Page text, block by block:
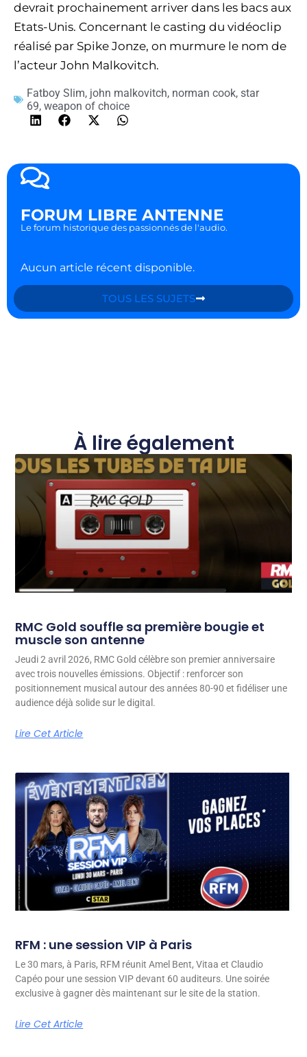
devrait prochainement arriver dans les bacs aux
Etats-Unis. Concernant le casting du vidéoclip
réalisé par Spike Jonze, on murmure le nom de
l’acteur John Malkovitch.
Fatboy Slim, john malkovitch, norman cook, star
69, weapon of choice
FORUM LIBRE ANTENNE
Le forum historique des passionnés de l'audio.
Aucun article récent disponible.
TOUS LES SUJETS
À lire également
RMC Gold souffle sa première bougie et
muscle son antenne
Jeudi 2 avril 2026, RMC Gold célèbre son premier anniversaire
avec trois nouvelles émissions. Objectif : renforcer son
positionnement musical autour des années 80-90 et fidéliser une
audience déjà solide sur le digital.
Lire Cet Article
RFM : une session VIP à Paris
Le 30 mars, à Paris, RFM réunit Amel Bent, Vitaa et Claudio
Capéo pour une session VIP devant 60 auditeurs. Une soirée
exclusive à gagner dès maintenant sur le site de la station.
Lire Cet Article